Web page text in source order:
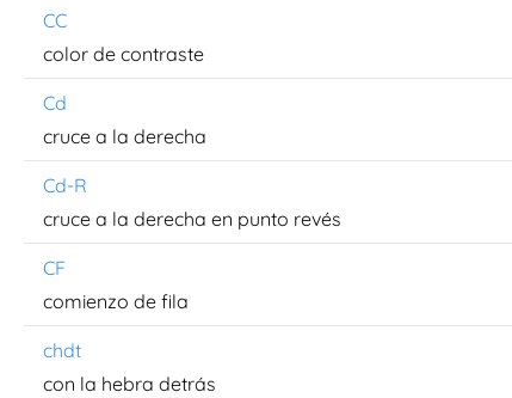
CC
color de contraste
Cd
cruce a la derecha
Cd-R
cruce a la derecha en punto revés
CF
comienzo de fila
chdt
con la hebra detrás